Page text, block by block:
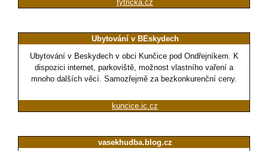
tytricka.cz
Ubytování v BEskydech
Ubytování v Beskydech v obci Kunčice pod Ondřejníkem. K
dispozici internet, parkoviště, možnost vlastního vaření a
mnoho dalších věcí. Samozřejmě za bezkonkurenční ceny.
kuncice.ic.cz
vasekhudba.blog.cz